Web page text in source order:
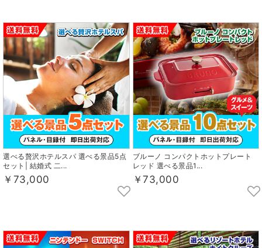
選べる贅沢ホテルスパ 選べる景品5点
セット| 結婚式 二...
￥73,000
ブルーノ コンパクトホットプレート
レッド 選べる景品1...
￥73,000